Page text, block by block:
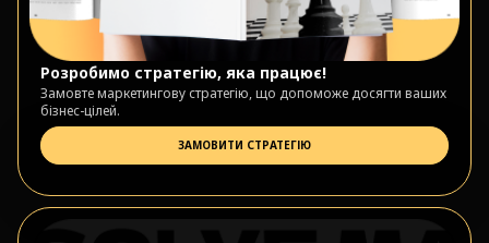
Розробимо стратегію, яка працює!
Замовте маркетингову стратегію, що допоможе досягти ваших
бізнес-цілей.
ЗАМОВИТИ СТРАТЕГІЮ